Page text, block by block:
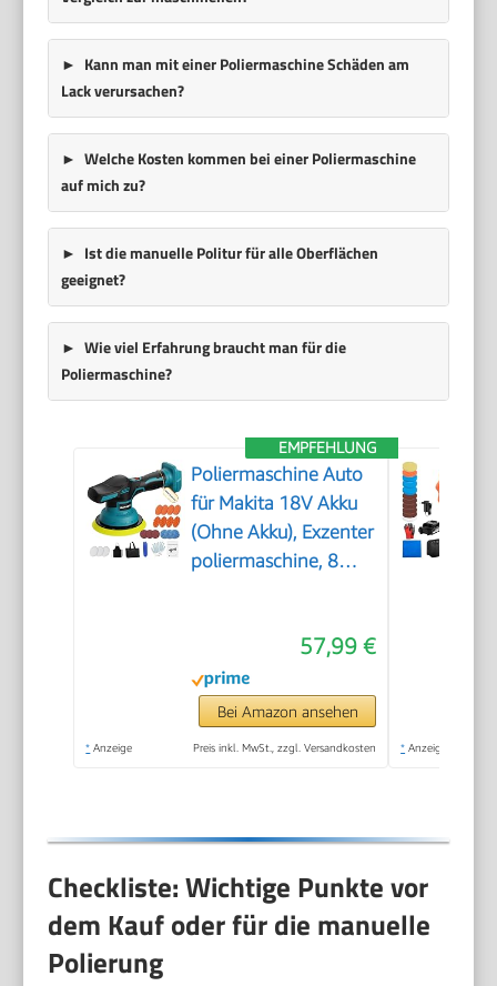
Kann man mit einer Poliermaschine Schäden am
Lack verursachen?
Welche Kosten kommen bei einer Poliermaschine
auf mich zu?
Ist die manuelle Politur für alle Oberflächen
geeignet?
Wie viel Erfahrung braucht man für die
Poliermaschine?
EMPFEHLUNG
Poliermaschine Auto
für Makita 18V Akku
(Ohne Akku), Exzenter
poliermaschine, 8
Akkupolierer mit
Polierteller, Auto
Politur Set für
Autopflege Polieren
Autodetailing
57,99 €
Bei Amazon ansehen
* Anzeige Preis inkl. MwSt., zzgl. Versandkosten * Anzeige
Checkliste: Wichtige Punkte vor
dem Kauf oder für die manuelle
Polierung